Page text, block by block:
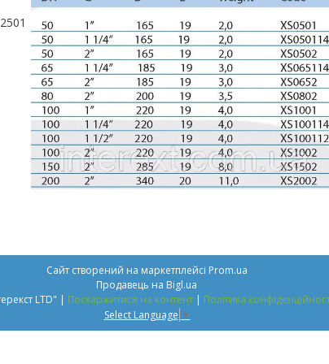
Сайт створений на маркетплейсі Prom.ua
Продавець на Bigl.ua
ТОВ "Інтерекст LTD" | Поскаржитися на контент | Політика
Select Language ▼